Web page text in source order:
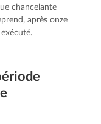
chancelante
après onze